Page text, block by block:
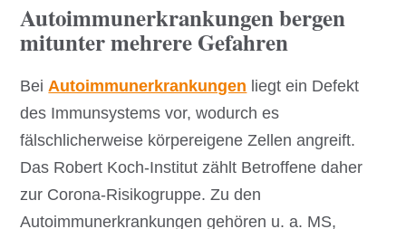
Autoimmunerkrankungen bergen
mitunter mehrere Gefahren
BeiAutoimmunerkrankungen liegt ein Defekt
des Immunsystems vor, wodurch es
fälschlicherweise körpereigene Zellen angreift.
Das Robert Koch-Institut zählt Betroffene daher
zur Corona-Risikogruppe. Zu den
Autoimmunerkrankungen gehören u. a. MS,